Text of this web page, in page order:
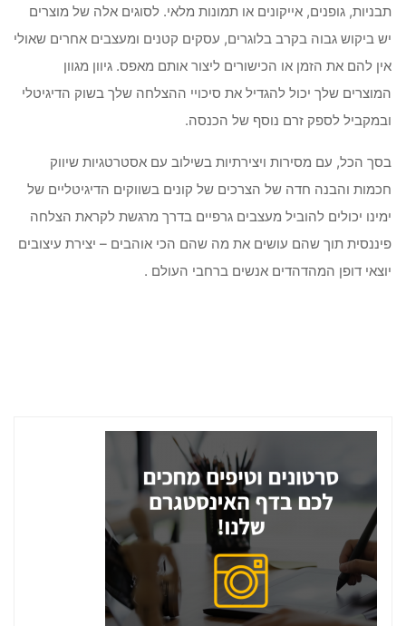
תבניות, גופנים, אייקונים או תמונות מלאי. לסוגים אלה של מוצרים
יש ביקוש גבוה בקרב בלוגרים, עסקים קטנים ומעצבים אחרים שאולי
אין להם את הזמן או הכישורים ליצור אותם מאפס. גיוון מגוון
המוצרים שלך יכול להגדיל את סיכויי ההצלחה שלך בשוק הדיגיטלי
ובמקביל לספק זרם נוסף של הכנסה.
בסך הכל, עם מסירות ויצירתיות בשילוב עם אסטרטגיות שיווק
חכמות והבנה חדה של הצרכים של קונים בשווקים הדיגיטליים של
ימינו יכולים להוביל מעצבים גרפיים בדרך מרגשת לקראת הצלחה
פיננסית תוך שהם עושים את מה שהם הכי אוהבים – יצירת עיצובים
יוצאי דופן המהדהדים אנשים ברחבי העולם .